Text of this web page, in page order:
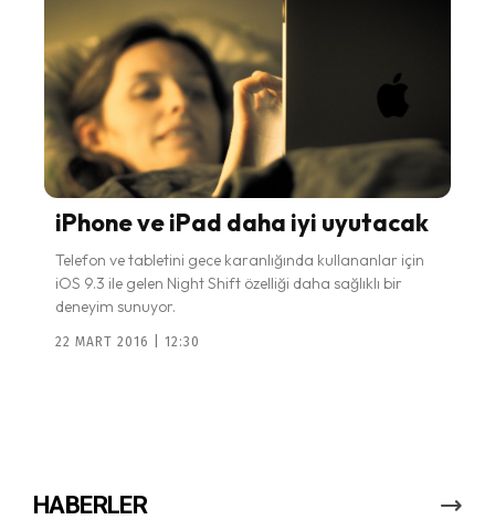
iPhone ve iPad daha iyi uyutacak
Telefon ve tabletini gece karanlığında kullananlar için
iOS 9.3 ile gelen Night Shift özelliği daha sağlıklı bir
deneyim sunuyor.
22 MART 2016 | 12:30
HABERLER